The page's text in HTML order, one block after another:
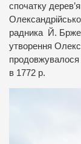
спочатку
радника Й.
утворення
в 1772 р.